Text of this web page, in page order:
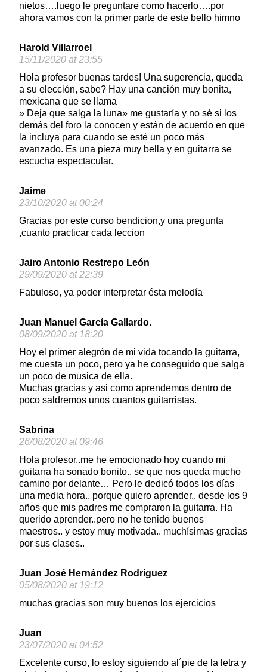
nietos….luego le preguntare como hacerlo….por
ahora vamos con la primer parte de este bello himno
Harold Villarroel
15/11/2020 at 23:55
Hola profesor buenas tardes! Una sugerencia, queda
a su elección, sabe? Hay una canción muy bonita,
mexicana que se llama
» Deja que salga la luna» me gustaría y no sé si los
demás del foro la conocen y están de acuerdo en que
la incluya para cuando se esté un poco más
avanzado. Es una pieza muy bella y en guitarra se
escucha espectacular.
Jaime
23/10/2020 at 00:24
Gracias por este curso bendicion,y una pregunta
,cuanto practicar cada leccion
Jairo Antonio Restrepo León
29/09/2020 at 22:39
Fabuloso, ya poder interpretar ésta melodía
Juan Manuel García Gallardo.
08/09/2020 at 18:20
Hoy el primer alegrón de mi vida tocando la guitarra,
me cuesta un poco, pero ya he conseguido que salga
un poco de musica de ella.
Muchas gracias y asi como aprendemos dentro de
poco saldremos unos cuantos guitarristas.
Sabrina
26/08/2020 at 09:46
Hola profesor..me he emocionado hoy cuando mi
guitarra ha sonado bonito.. se que nos queda mucho
camino por delante… Pero le dedicó todos los días
una media hora.. porque quiero aprender.. desde los 9
años que mis padres me compraron la guitarra. Ha
querido aprender..pero no he tenido buenos
maestros.. y estoy muy motivada.. muchísimas gracias
por sus clases..
Juan José Hernández Rodriguez
05/08/2020 at 19:12
muchas gracias son muy buenos los ejercicios
Juan
23/07/2020 at 04:52
Excelente curso, lo estoy siguiendo al´pie de la letra y